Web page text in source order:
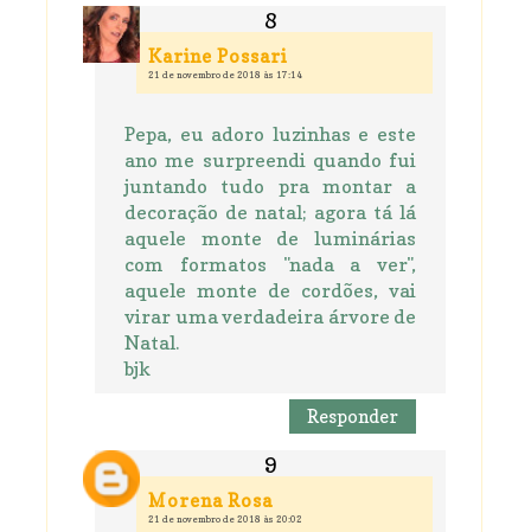
Karine Possari
21 de novembro de 2018 às 17:14
Pepa, eu adoro luzinhas e este
ano me surpreendi quando fui
juntando tudo pra montar a
decoração de natal; agora tá lá
aquele monte de luminárias
com formatos "nada a ver",
aquele monte de cordões, vai
virar uma verdadeira árvore de
Natal.
bjk
Responder
Morena Rosa
21 de novembro de 2018 às 20:02